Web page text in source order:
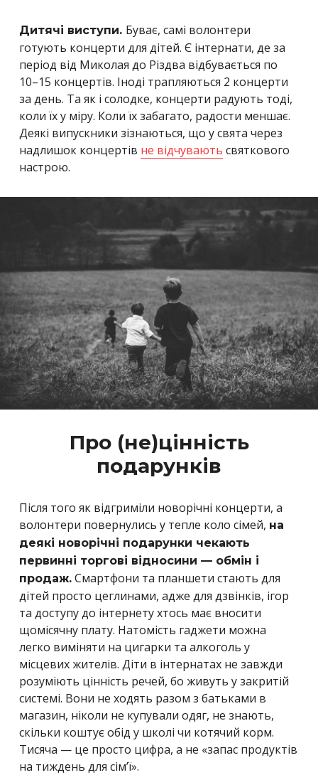
Дитячі виступи. Буває, самі волонтери
готують концерти для дітей. Є інтернати, де за
період від Миколая до Різдва відбувається по
10–15 концертів. Іноді трапляються 2 концерти
за день. Та як і солодке, концерти радують тоді,
коли їх у міру. Коли їх забагато, радости меншає.
Деякі випускники зізнаються, що у свята через
надлишок концертів не відчувають святкового
настрою.
Про (не)цінність
подарунків
Після того як відгриміли новорічні концерти, а
волонтери повернулись у тепле коло сімей, на
деякі новорічні подарунки чекають
первинні торгові відносини — обмін і
продаж. Смартфони та планшети стають для
дітей просто цеглинами, адже для дзвінків, ігор
та доступу до інтернету хтось має вносити
щомісячну плату. Натомість гаджети можна
легко виміняти на цигарки та алкоголь у
місцевих жителів. Діти в інтернатах не завжди
розуміють цінність речей, бо живуть у закритій
системі. Вони не ходять разом з батьками в
магазин, ніколи не купували одяг, не знають,
скільки коштує обід у школі чи котячий корм.
Тисяча — це просто цифра, а не «запас продуктів
на тиждень для сім’ї».